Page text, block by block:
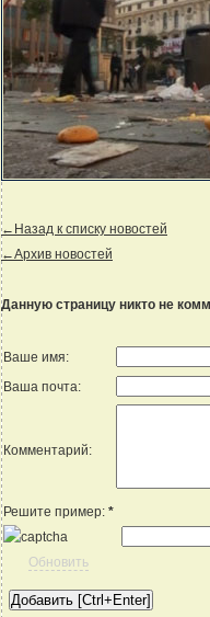
←Назад к списку новостей
←Архив новостей
Данную страницу никто не
Ваше имя:
Ваша почта:
Комментарий:
Решите пример: *
Обновить